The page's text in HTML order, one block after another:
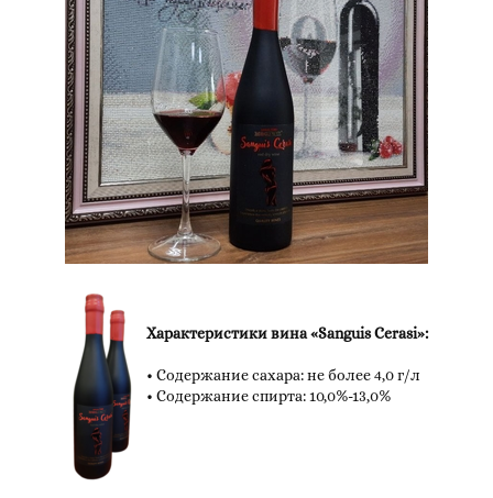
Характеристики вина «Sanguis Cerasi»:
• Содержание сахара: не более 4,0 г/л
• Содержание спирта: 10,0%-13,0%